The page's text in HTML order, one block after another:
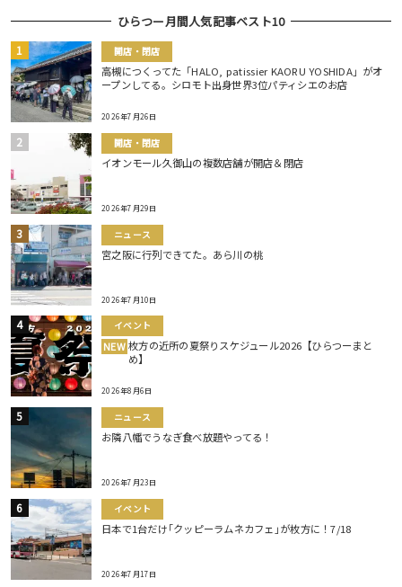
ひらつー月間人気記事ベスト10
開店・閉店
高槻につくってた「HALO, patissier KAORU YOSHIDA」がオ
ープンしてる。シロモト出身世界3位パティシエのお店
2026年7月26日
開店・閉店
イオンモール久御山の複数店舗が開店＆閉店
2026年7月29日
ニュース
宮之阪に行列できてた。あら川の桃
2026年7月10日
イベント
NEW 枚方の近所の夏祭りスケジュール2026【ひらつーまと
め】
2026年8月6日
ニュース
お隣八幡でうなぎ食べ放題やってる！
2026年7月23日
イベント
日本で1台だけ｢クッピーラムネカフェ｣が枚方に！7/18
2026年7月17日